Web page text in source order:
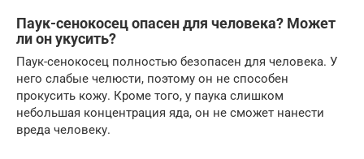
Паук-сенокосец опасен для человека? Может
ли он укусить?
Паук-сенокосец полностью безопасен для человека. У
него слабые челюсти, поэтому он не способен
прокусить кожу. Кроме того, у паука слишком
небольшая концентрация яда, он не сможет нанести
вреда человеку.